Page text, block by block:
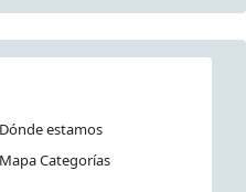
Dónde estamos
Mapa Categorías